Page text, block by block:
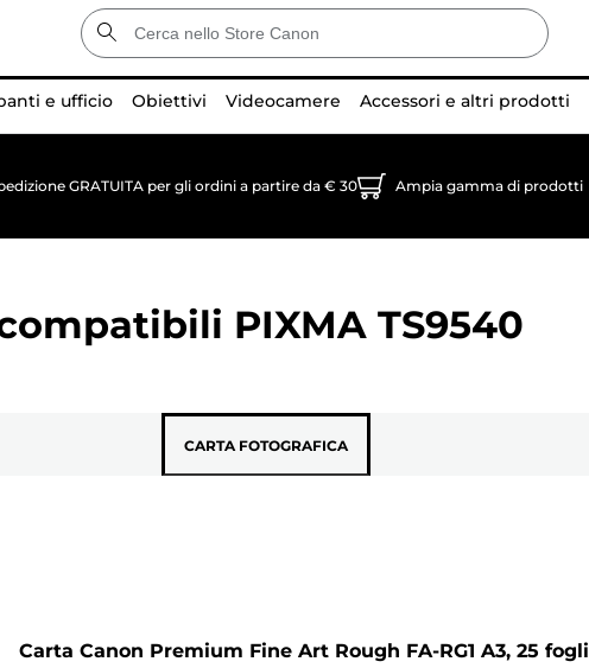
e ufficio Obiettivi Videocamere Accessori e altri prodotti
GRATUITA per gli ordini a partire da € 30 Ampia gamma di prodotti
PIXMA TS9540
CARTA FOTOGRAFICA
Carta Canon Premium Fine Art Rough FA-RG1 A3, 25 fogli